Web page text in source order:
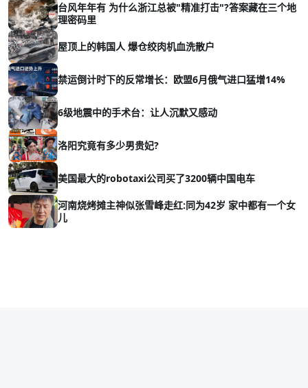
台风年年有 为什么浙江总被"精准打击"?答案藏在三个地
理密码里
屋顶上的韩国人 爆仓绞肉机血洗散户
禁运倒计时下的反常增长：欧盟6月俄气进口猛增14%
6级地震中的手术台：让人沉默又感动
洛阳究竟有多少男贵妃?
美国最大的robotaxi公司买了3200辆中国电车
河南烧烤摊主神似张雪峰走红:同为42岁 家中都有一个女
儿